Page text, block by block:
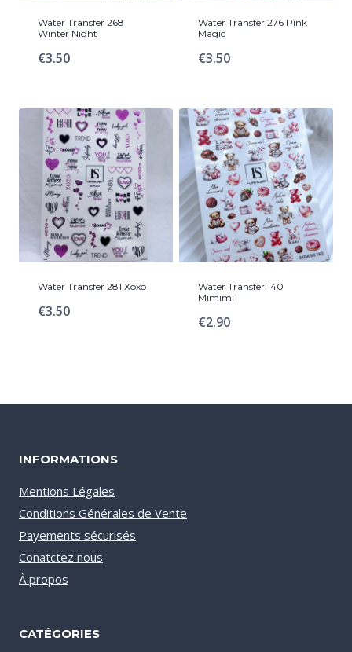
Water Transfer 268
Winter Night
€3.50
Water Transfer 276 Pink
Magic
€3.50
Water Transfer 281 Xoxo
€3.50
Water Transfer 140
Mimimi
€2.90
INFORMATIONS
Mentions Légales
Conditions Générales de Vente
Payements sécurisés
Conatctez nous
À propos
CATÉGORIES